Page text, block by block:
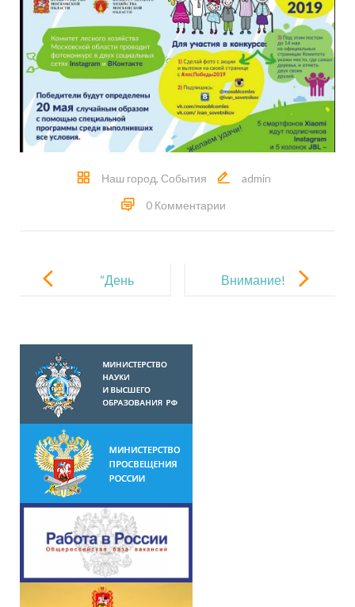
Наш город, События
admin
0 Комментарии
записям
“День
Внимание!